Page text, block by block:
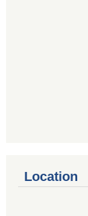
Location